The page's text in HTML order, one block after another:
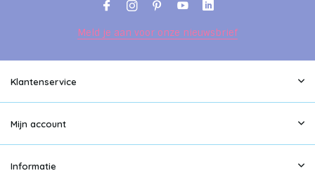
Meld je aan voor onze nieuwsbrief
Klantenservice
Mijn account
Informatie